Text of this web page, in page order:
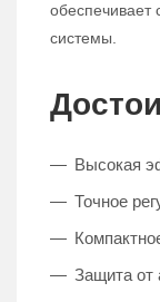
обеспечивает
системы.
Высокая
Точное
Защита от